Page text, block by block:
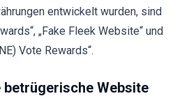
entwickelt wurden, sind
„Fake Fleek Website“ und
Vote Rewards“.
betrügerische Website